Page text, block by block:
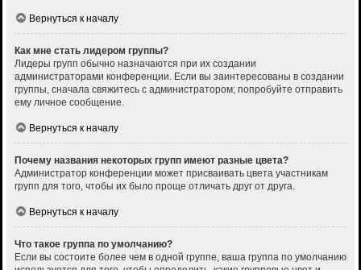
Вернуться к началу
Как мне стать лидером группы?
Лидеры групп обычно назначаются при их создании
администраторами конференции. Если вы заинтересованы в создании
группы, сначала свяжитесь с администратором; попробуйте отправить
ему личное сообщение.
Вернуться к началу
Почему названия некоторых групп имеют разные цвета?
Администратор конференции может присваивать цвета участникам
групп для того, чтобы их было проще отличать друг от друга.
Вернуться к началу
Что такое группа по умолчанию?
Если вы состоите более чем в одной группе, ваша группа по умолчанию